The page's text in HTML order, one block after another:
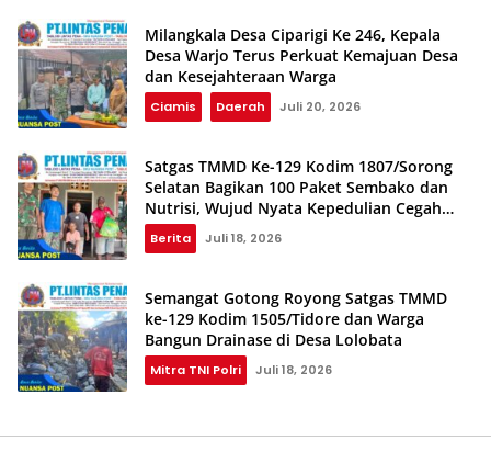
Milangkala Desa Ciparigi Ke 246, Kepala
Desa Warjo Terus Perkuat Kemajuan Desa
dan Kesejahteraan Warga
Ciamis Daerah Juli 20, 2026
Satgas TMMD Ke-129 Kodim 1807/Sorong
Selatan Bagikan 100 Paket Sembako dan
Nutrisi, Wujud Nyata Kepedulian Cegah
Stunting
Berita Juli 18, 2026
Semangat Gotong Royong Satgas TMMD
ke-129 Kodim 1505/Tidore dan Warga
Bangun Drainase di Desa Lolobata
Mitra TNI Polri Juli 18, 2026